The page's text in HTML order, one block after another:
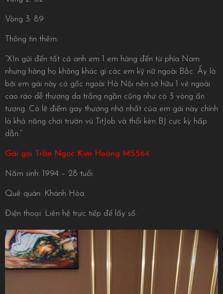
Vòng 3: 89
Thông tin thêm:
“XIn gửi đến tất cả anh em 1 em hàng đến từ phía Nam
nhưng hàng họ không khác gì các em kỹ nữ ngoài Bắc. Ấy là
bởi em gái này có gốc ngoài Hà Nội nên sở hữu 1 vẻ ngoài
cao ráo dễ thương da trắng ngần cũng như có 3 vòng ấn
tượng. Có lẽ điểm gay thương nhớ nhất của em gái này chính
là khả năng chơi trườn vú TitJob và thổi kèn BJ cực kỳ hấp
dẫn.”
Gái gọi Trần Ngọc Kim Hoàng MS564
Năm sinh: 1994 – 28 tuổi.
Quê quán: Khánh Hòa.
Điện thoại: Liên hệ trực tiếp để lấy số.